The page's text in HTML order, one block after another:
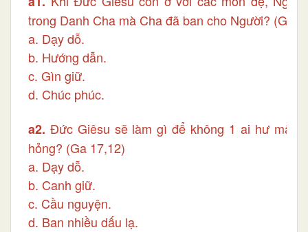
trong Danh Cha mà Cha đã ban cho Người? (Ga
a. Dạy dỗ.
b. Hướng dẫn.
c. Gìn giữ.
d. Chúc phúc.
a2. Đức Giêsu sẽ làm gì để không 1 ai hư mất
hỏng? (Ga 17,12)
a. Dạy dỗ.
b. Canh giữ.
c. Cầu nguyện.
d. Ban nhiều dấu lạ.